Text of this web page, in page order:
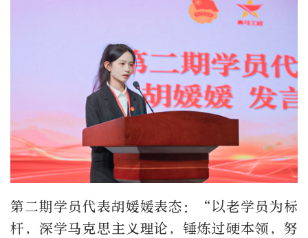
第二期学员代表胡媛媛表态：“以老学员为标
杆，深学马克思主义理论，锤炼过硬本领，努